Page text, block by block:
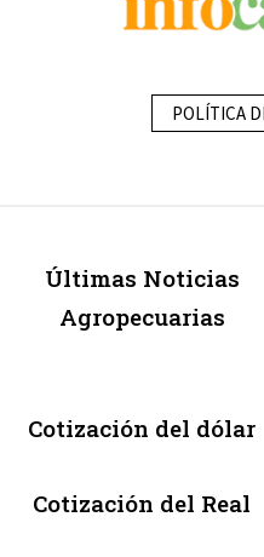
POLÍTICA
Últimas Noticias
Agropecuarias
Cotización del dólar
Cotización del Real